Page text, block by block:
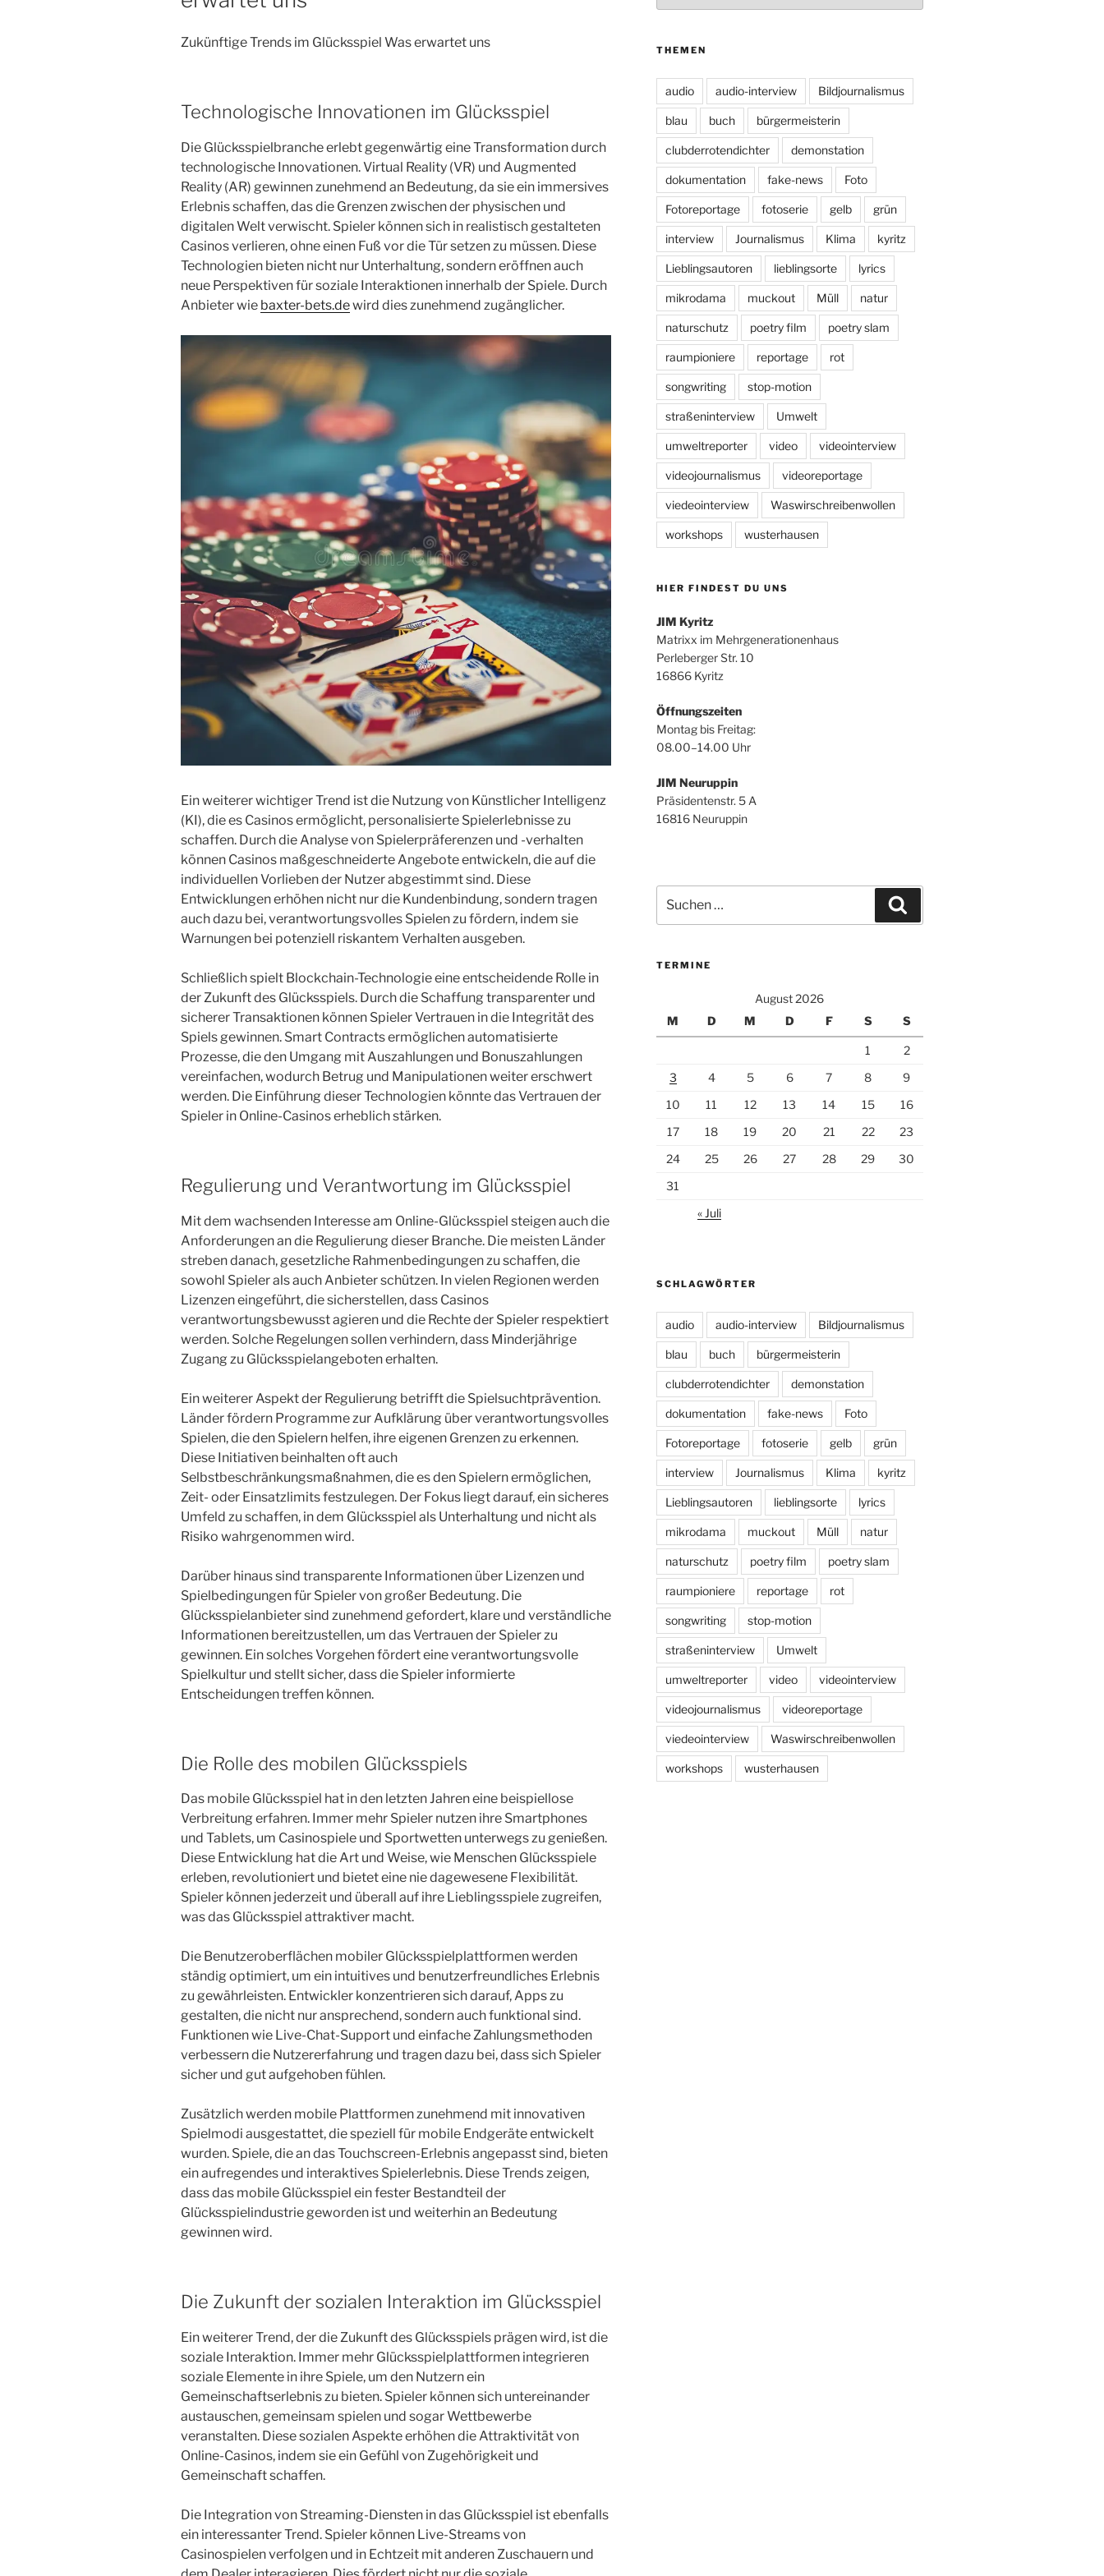
Zukünftige Trends im Glücksspiel Was erwartet uns
Technologische Innovationen im Glücksspiel
Die Glücksspielbranche erlebt gegenwärtig eine Transformation durch
technologische Innovationen. Virtual Reality (VR) und Augmented
Reality (AR) gewinnen zunehmend an Bedeutung, da sie ein immersives
Erlebnis schaffen, das die Grenzen zwischen der physischen und
digitalen Welt verwischt. Spieler können sich in realistisch gestalteten
Casinos verlieren, ohne einen Fuß vor die Tür setzen zu müssen. Diese
Technologien bieten nicht nur Unterhaltung, sondern eröffnen auch
neue Perspektiven für soziale Interaktionen innerhalb der Spiele. Durch
Anbieter wie baxter-bets.dewird dies zunehmend zugänglicher.
Ein weiterer wichtiger Trend ist die Nutzung von Künstlicher Intelligenz
(KI), die es Casinos ermöglicht, personalisierte Spielerlebnisse zu
schaffen. Durch die Analyse von Spielerpräferenzen und -verhalten
können Casinos maßgeschneiderte Angebote entwickeln, die auf die
individuellen Vorlieben der Nutzer abgestimmt sind. Diese
Entwicklungen erhöhen nicht nur die Kundenbindung, sondern tragen
auch dazu bei, verantwortungsvolles Spielen zu fördern, indem sie
Warnungen bei potenziell riskantem Verhalten ausgeben.
Schließlich spielt Blockchain-Technologie eine entscheidende Rolle in
der Zukunft des Glücksspiels. Durch die Schaffung transparenter und
sicherer Transaktionen können Spieler Vertrauen in die Integrität des
Spiels gewinnen. Smart Contracts ermöglichen automatisierte
Prozesse, die den Umgang mit Auszahlungen und Bonuszahlungen
vereinfachen, wodurch Betrug und Manipulationen weiter erschwert
werden. Die Einführung dieser Technologien könnte das Vertrauen der
Spieler in Online-Casinos erheblich stärken.
Regulierung und Verantwortung im Glücksspiel
Mit dem wachsenden Interesse am Online-Glücksspiel steigen auch die
Anforderungen an die Regulierung dieser Branche. Die meisten Länder
streben danach, gesetzliche Rahmenbedingungen zu schaffen, die
sowohl Spieler als auch Anbieter schützen. In vielen Regionen werden
Lizenzen eingeführt, die sicherstellen, dass Casinos
verantwortungsbewusst agieren und die Rechte der Spieler respektiert
werden. Solche Regelungen sollen verhindern, dass Minderjährige
Zugang zu Glücksspielangeboten erhalten.
Ein weiterer Aspekt der Regulierung betrifft die Spielsuchtprävention.
Länder fördern Programme zur Aufklärung über verantwortungsvolles
Spielen, die den Spielern helfen, ihre eigenen Grenzen zu erkennen.
Diese Initiativen beinhalten oft auch
Selbstbeschränkungsmaßnahmen, die es den Spielern ermöglichen,
Zeit- oder Einsatzlimits festzulegen. Der Fokus liegt darauf, ein sicheres
Umfeld zu schaffen, in dem Glücksspiel als Unterhaltung und nicht als
Risiko wahrgenommen wird.
Darüber hinaus sind transparente Informationen über Lizenzen und
Spielbedingungen für Spieler von großer Bedeutung. Die
Glücksspielanbieter sind zunehmend gefordert, klare und verständliche
Informationen bereitzustellen, um das Vertrauen der Spieler zu
gewinnen. Ein solches Vorgehen fördert eine verantwortungsvolle
Spielkultur und stellt sicher, dass die Spieler informierte
Entscheidungen treffen können.
Die Rolle des mobilen Glücksspiels
Das mobile Glücksspiel hat in den letzten Jahren eine beispiellose
Verbreitung erfahren. Immer mehr Spieler nutzen ihre Smartphones
und Tablets, um Casinospiele und Sportwetten unterwegs zu genießen.
Diese Entwicklung hat die Art und Weise, wie Menschen Glücksspiele
erleben, revolutioniert und bietet eine nie dagewesene Flexibilität.
Spieler können jederzeit und überall auf ihre Lieblingsspiele zugreifen,
was das Glücksspiel attraktiver macht.
Die Benutzeroberflächen mobiler Glücksspielplattformen werden
ständig optimiert, um ein intuitives und benutzerfreundliches Erlebnis
zu gewährleisten. Entwickler konzentrieren sich darauf, Apps zu
gestalten, die nicht nur ansprechend, sondern auch funktional sind.
Funktionen wie Live-Chat-Support und einfache Zahlungsmethoden
verbessern die Nutzererfahrung und tragen dazu bei, dass sich Spieler
sicher und gut aufgehoben fühlen.
Zusätzlich werden mobile Plattformen zunehmend mit innovativen
Spielmodi ausgestattet, die speziell für mobile Endgeräte entwickelt
wurden. Spiele, die an das Touchscreen-Erlebnis angepasst sind, bieten
ein aufregendes und interaktives Spielerlebnis. Diese Trends zeigen,
dass das mobile Glücksspiel ein fester Bestandteil der
Glücksspielindustrie geworden ist und weiterhin an Bedeutung
gewinnen wird.
Die Zukunft der sozialen Interaktion im Glücksspiel
Ein weiterer Trend, der die Zukunft des Glücksspiels prägen wird, ist die
soziale Interaktion. Immer mehr Glücksspielplattformen integrieren
soziale Elemente in ihre Spiele, um den Nutzern ein
Gemeinschaftserlebnis zu bieten. Spieler können sich untereinander
austauschen, gemeinsam spielen und sogar Wettbewerbe
veranstalten. Diese sozialen Aspekte erhöhen die Attraktivität von
Online-Casinos, indem sie ein Gefühl von Zugehörigkeit und
Gemeinschaft schaffen.
Die Integration von Streaming-Diensten in das Glücksspiel ist ebenfalls
ein interessanter Trend. Spieler können Live-Streams von
Casinospielen verfolgen und in Echtzeit mit anderen Zuschauern und
THEMEN
audio audio-interview Bildjournalismus
blau buch bürgermeisterin
clubderrotendichter demonstation
dokumentation fake-news Foto
Fotoreportage fotoserie gelb grün
interview Journalismus Klima kyritz
Lieblingsautoren lieblingsorte lyrics
mikrodama muckout Müll natur
naturschutz poetry film poetry slam
raumpioniere reportage rot
songwriting stop-motion
straßeninterview Umwelt
umweltreporter video videointerview
videojournalismus videoreportage
viedeointerview Waswirschreibenwollen
workshops wusterhausen
HIER FINDEST DU UNS
JIM Kyritz
Matrixx im Mehrgenerationenhaus
Perleberger Str. 10
16866 Kyritz
Öffnungszeiten
Montag bis Freitag:
08.00–14.00 Uhr
JIM Neuruppin
Präsidentenstr. 5 A
16816 Neuruppin
nach:
TERMINE
August 2026
M
D M D F S S
1
2
3
4 5 6 7 8
9
10
11 12 13 14 15
16
17
18 19 20 21 22
23
24
25 26 27 28 29
30
31
« Juli
SCHLAGWÖRTER
audio audio-interview Bildjournalismus
blau buch bürgermeisterin
clubderrotendichter demonstation
dokumentation fake-news Foto
Fotoreportage fotoserie gelb grün
interview Journalismus Klima kyritz
Lieblingsautoren lieblingsorte lyrics
mikrodama muckout Müll natur
naturschutz poetry film poetry slam
raumpioniere reportage rot
songwriting stop-motion
straßeninterview Umwelt
umweltreporter video videointerview
videojournalismus videoreportage
viedeointerview Waswirschreibenwollen
workshops wusterhausen